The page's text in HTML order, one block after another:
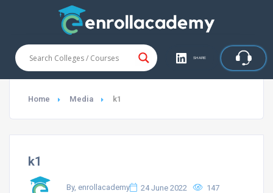
SHARE
Home Media k1
k1
By, enrollacademy 24 June 2022 147